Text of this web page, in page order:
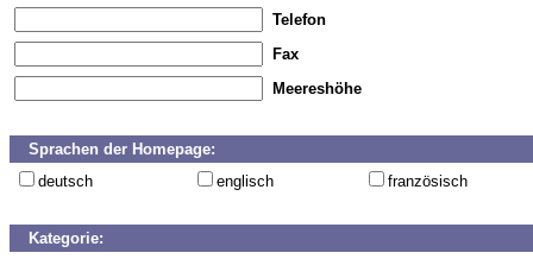
Telefon
Fax
Meereshöhe
Sprachen der Homepage:
deutsch
englisch französisch
Kategorie: